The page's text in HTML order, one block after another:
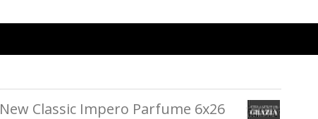
New Classic Impero Parfume 6x26